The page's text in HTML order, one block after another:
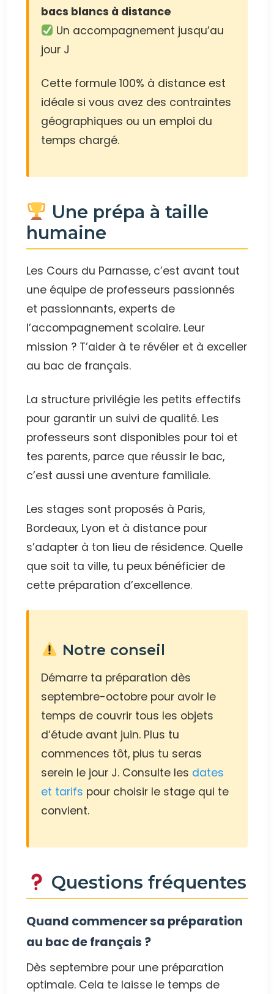
bacs blancs à distance
Un accompagnement jusqu’au
jour J
Cette formule 100% à distance est
idéale si vous avez des contraintes
géographiques ou un emploi du
temps chargé.
Une prépa à taille
humaine
Les Cours du Parnasse, c’est avant tout
une équipe de professeurs passionnés
et passionnants, experts de
l’accompagnement scolaire. Leur
mission ? T’aider à te révéler et à exceller
au bac de français.
La structure privilégie les petits effectifs
pour garantir un suivi de qualité. Les
professeurs sont disponibles pour toi et
tes parents, parce que réussir le bac,
c’est aussi une aventure familiale.
Les stages sont proposés à Paris,
Bordeaux, Lyon et à distance pour
s’adapter à ton lieu de résidence. Quelle
que soit ta ville, tu peux bénéficier de
cette préparation d’excellence.
Notre conseil
Démarre ta préparation dès
septembre-octobre pour avoir le
temps de couvrir tous les objets
d’étude avant juin. Plus tu
commences tôt, plus tu seras
serein le jour J. Consulte les dates
et tarifs pour choisir le stage qui te
convient.
Questions fréquentes
Quand commencer sa préparation
au bac de français ?
Dès septembre pour une préparation
optimale. Cela te laisse le temps de